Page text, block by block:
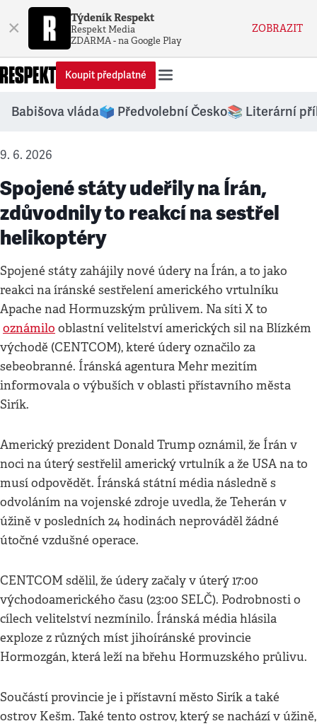
× Týdeník Respekt
Respekt Media
ZDARMA - na Google Play
ZOBRAZIT
Koupit předplatné
Babišova vláda🗳️ Předvolební Česko📚 Literární
9. 6. 2026
Spojené státy udeřily na Írán,
zdůvodnily to reakcí na sestřel
helikoptéry
Spojené státy zahájily nové údery na Írán, a to jako
reakci na íránské sestřelení amerického vrtulníku
Apache nad Hormuzským průlivem. Na síti X to
oznámilo oblastní velitelství amerických sil na Blízkém
východě (CENTCOM), které údery označilo za
sebeobranné. Íránská agentura Mehr mezitím
informovala o výbuších v oblasti přístavního města
Sirík.
Americký prezident Donald Trump oznámil, že Írán v
noci na úterý sestřelil americký vrtulník a že USA na to
musí odpovědět. Íránská státní média následně s
odvoláním na vojenské zdroje uvedla, že Teherán v
úžině v posledních 24 hodinách neprováděl žádné
útočné vzdušné operace.
CENTCOM sdělil, že údery začaly v úterý 17:00
východoamerického času (23:00 SELČ). Podrobnosti o
cílech velitelství nezmínilo. Íránská média hlásila
exploze z různých míst jihoíránské provincie
Hormozgán, která leží na břehu Hormuzského průlivu.
Součástí provincie je i přístavní město Sirík a také
ostrov Kešm. Také tento ostrov, který se nachází v úžině,